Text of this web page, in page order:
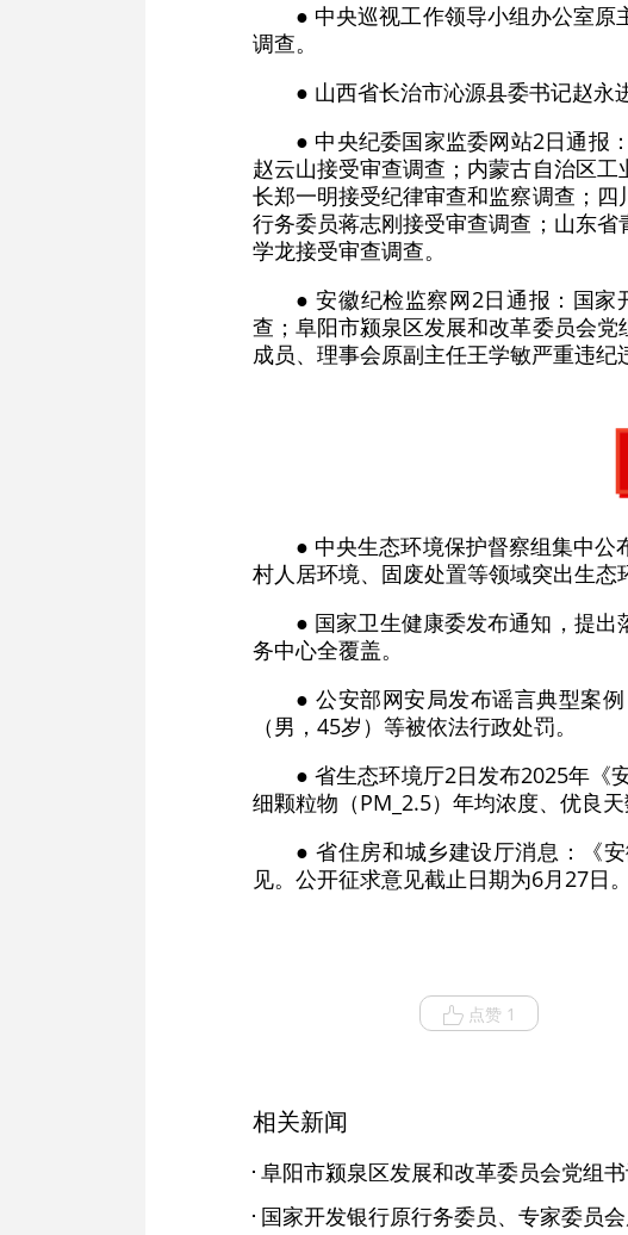
● 中央巡视工作领导小组办公室
调查。
● 山西省长治市沁源县委书记赵永
● 中央纪委国家监委网站2日通报
赵云山接受审查调查；内蒙古自治区
长郑一明接受纪律审查和监察调查；
行务委员蒋志刚接受审查调查；山东
学龙接受审查调查。
● 安徽纪检监察网2日通报：国
查；阜阳市颍泉区发展和改革委员会
成员、理事会原副主任王学敏严重违纪
● 中央生态环境保护督察组集中
村人居环境、固废处置等领域突出生态
● 国家卫生健康委发布通知，提出
务中心全覆盖。
● 公安部网安局发布谣言典型案
（男，45岁）等被依法行政处罚。
● 省生态环境厅2日发布2025年《
细颗粒物（PM_2.5）年均浓度、优良
● 省住房和城乡建设厅消息：《
见。公开征求意见截止日期为6月27日。
点赞 1
相关新闻